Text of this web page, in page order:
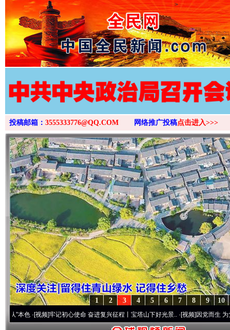
>
投稿邮箱： 3555333776@QQ.COM 网络推广投稿点击进入>>>
10
9
8
7
6
5
4
3
2
1
视频]牢记初心使命 奋进复兴征程丨宝塔山下好光景..·[视频]因党而生 为党而战——